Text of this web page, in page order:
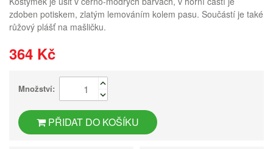
zdoben potiskem, zlatým lemováním kolem pasu. Součástí je také
růžový plášť na mašličku.
364 Kč
Množství:
PŘIDAT DO KOŠÍKU